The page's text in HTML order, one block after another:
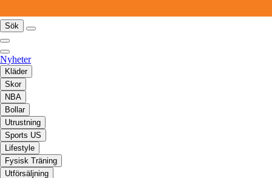
Sök
Nyheter
Kläder
Skor
NBA
Bollar
Utrustning
Sports US
Lifestyle
Fysisk Träning
Utförsäljning